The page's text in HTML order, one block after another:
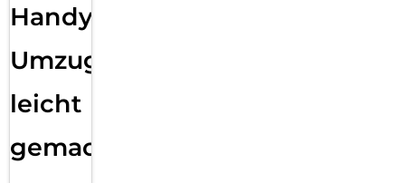
Handy
Umzug
leicht
gemacht!